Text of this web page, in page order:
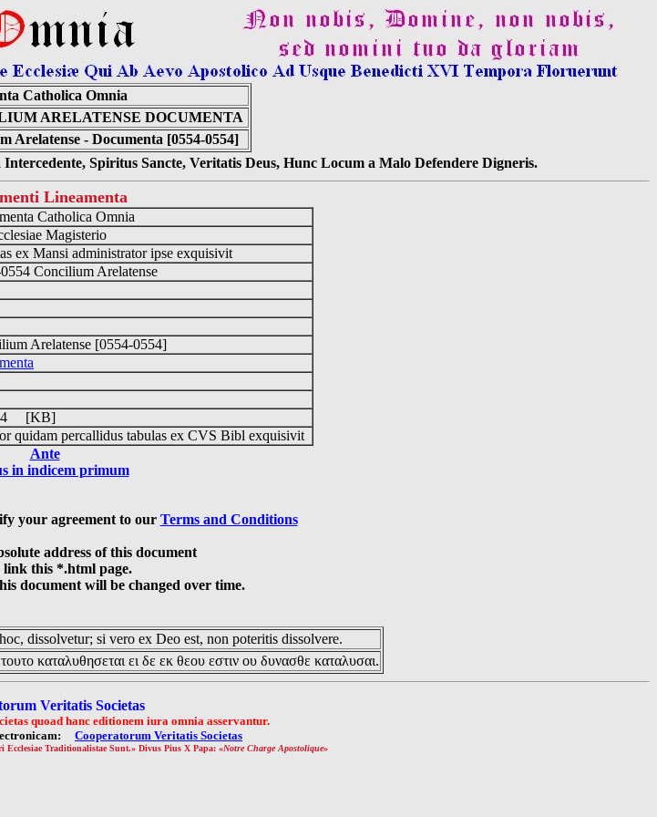
Catholica Omnia
ARELATENSE DOCUMENTA
Arelatense - Documenta [0554-0554]
Spiritus Sancte, Veritatis Deus, Hunc Locum a Malo Defendere Digneris.
Lineamenta
Catholica Omnia
Magisterio
ex Mansi administrator ipse exquisivit
Concilium Arelatense
Arelatense [0554-0554]
[KB]
quidam percallidus tabulas ex CVS Bibl exquisivit
Ante
in indicem primum
your agreement to our Terms and Conditions
address of this document
link this *.html page.
document will be changed over time.
dissolvetur; si vero ex Deo est, non poteritis dissolvere.
καταλυθησεται ει δε εκ θεου εστιν ου δυνασθε καταλυσαι.
Veritatis Societas
quoad hanc editionem iura omnia asservantur.
Cooperatorum Veritatis Societas
Traditionalistae Sunt.» Divus Pius X Papa: «Notre Charge Apostolique»